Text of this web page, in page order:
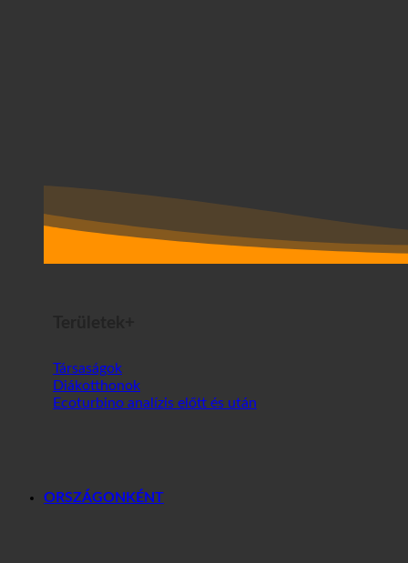
Társaságok
Diákotthonok
Ecoturbino analízis előtt és után
ORSZÁGONKÉNT